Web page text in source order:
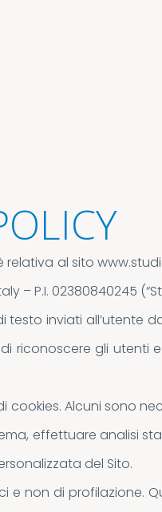
relativa al sito
– P.I. 02380840245
testo inviati all’utente
riconoscere gli utenti
cookies. Alcuni sono
effettuare analisi
del Sito.
e non di profilazione.